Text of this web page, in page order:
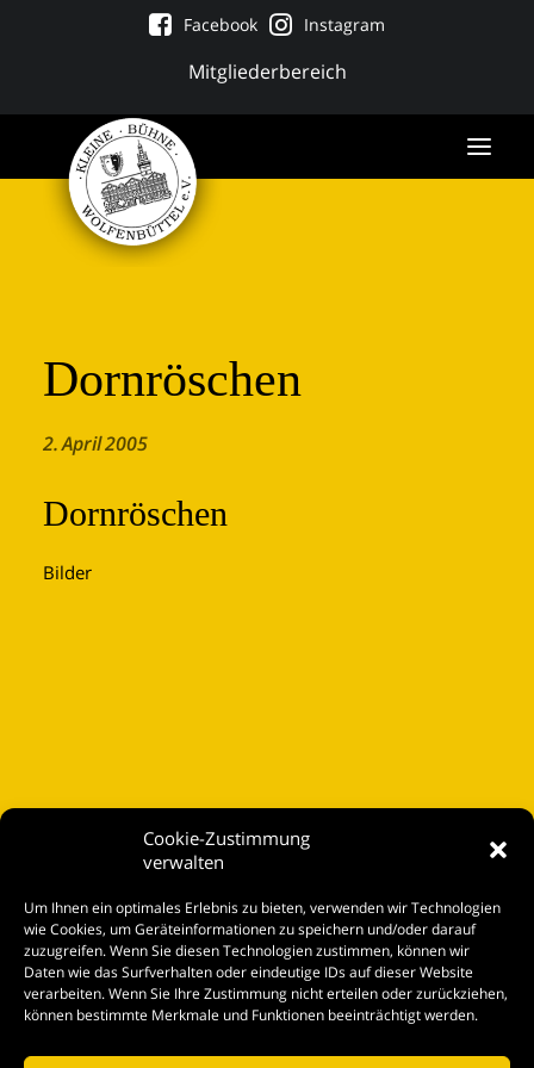
Cookie-Zustimmung
verwalten
Um Ihnen ein optimales Erlebnis zu bieten, verwenden wir Technologien
wie Cookies, um Geräteinformationen zu speichern und/oder darauf
zuzugreifen. Wenn Sie diesen Technologien zustimmen, können wir
Daten wie das Surfverhalten oder eindeutige IDs auf dieser Website
verarbeiten. Wenn Sie Ihre Zustimmung nicht erteilen oder zurückziehen,
können bestimmte Merkmale und Funktionen beeinträchtigt werden.
Mitgliederbereich
Facebook Instagram
Dornröschen
2. April 2005
Dornröschen
Bilder
Spielplan
Kontakt
Tickets